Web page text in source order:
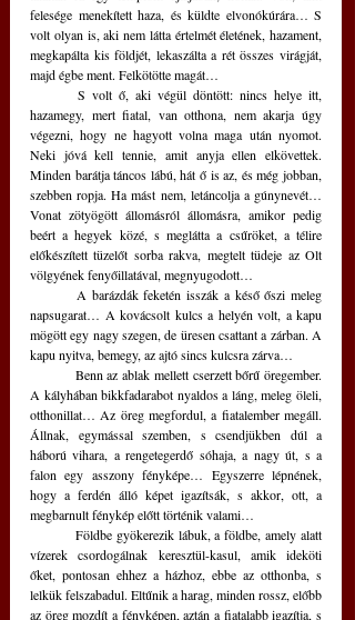
felesége menekített haza, és küldte elvonókúrára… S
volt olyan is, aki nem látta értelmét életének, hazament,
megkapálta kis földjét, lekaszálta a rét összes virágját,
majd égbe ment. Felkötötte magát…
hazamegy, mert fiatal, van otthona, nem akarja úgy
végezni, hogy ne hagyott volna maga után nyomot.
Neki jóvá kell tennie, amit anyja ellen elkövettek.
Minden barátja táncos lábú, hát ő is az, és még jobban,
szebben ropja. Ha mást nem, letáncolja a gúnynevét…
Vonat zötyögött állomásról állomásra, amikor pedig
beért a hegyek közé, s meglátta a csűröket, a télire
előkészített tüzelőt sorba rakva, megtelt tüdeje az Olt
völgyének fenyőillatával, megnyugodott…
napsugarat… A kovácsolt kulcs a helyén volt, a kapu
mögött egy nagy szegen, de üresen csattant a zárban. A
kapu nyitva, bemegy, az ajtó sincs kulcsra zárva…
A kályhában bikkfadarabot nyaldos a láng, meleg öleli,
otthonillat… Az öreg megfordul, a fiatalember megáll.
Állnak, egymással szemben, s csendjükben dúl a
háború vihara, a rengetegerdő sóhaja, a nagy út, s a
falon egy asszony fényképe… Egyszerre lépnének,
hogy a ferdén álló képet igazítsák, s akkor, ott, a
megbarnult fénykép előtt történik valami…
vízerek csordogálnak keresztül-kasul, amik ideköti
őket, pontosan ehhez a házhoz, ebbe az otthonba, s
lelkük felszabadul. Eltűnik a harag, minden rossz, előbb
az öreg mozdít a fényképen, aztán a fiatalabb igazítja, s